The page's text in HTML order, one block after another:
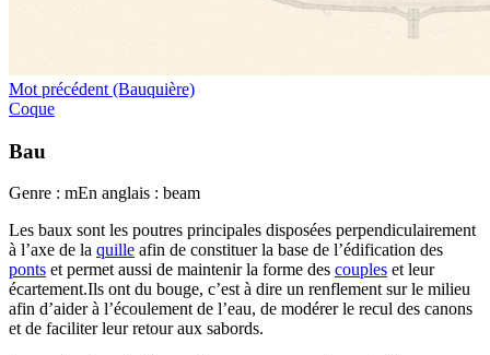
Mot précédent (Bauquière)
Coque
Bau
Genre : mEn anglais : beam
Les baux sont les poutres principales disposées perpendiculairement
à l’axe de la quille afin de constituer la base de l’édification des
ponts et permet aussi de maintenir la forme des couples et leur
écartement.Ils ont du bouge, c’est à dire un renflement sur le milieu
afin d’aider à l’écoulement de l’eau, de modérer le recul des canons
et de faciliter leur retour aux sabords.